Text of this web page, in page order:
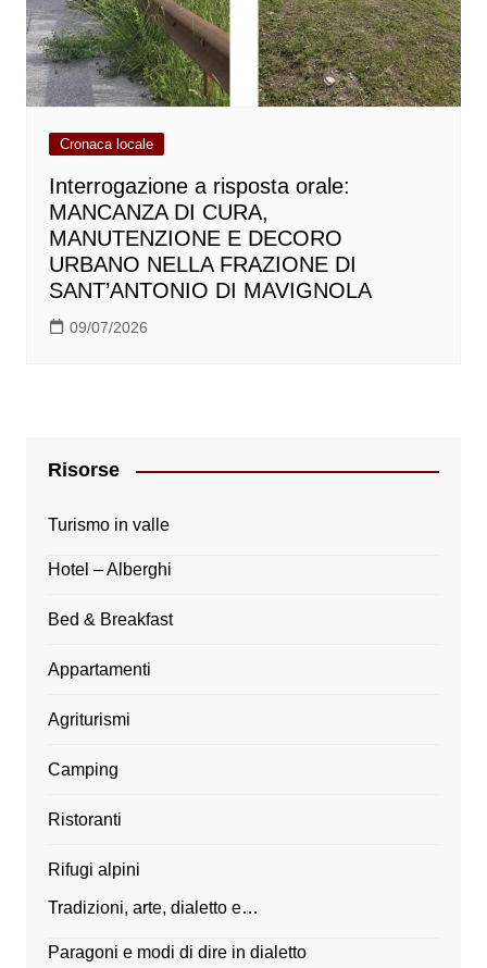
Cronaca locale
Interrogazione a risposta orale:
MANCANZA DI CURA,
MANUTENZIONE E DECORO
URBANO NELLA FRAZIONE DI
SANT’ANTONIO DI MAVIGNOLA
09/07/2026
Risorse
Turismo in valle
Hotel – Alberghi
Bed & Breakfast
Appartamenti
Agriturismi
Camping
Ristoranti
Rifugi alpini
Tradizioni, arte, dialetto e…
Paragoni e modi di dire in dialetto